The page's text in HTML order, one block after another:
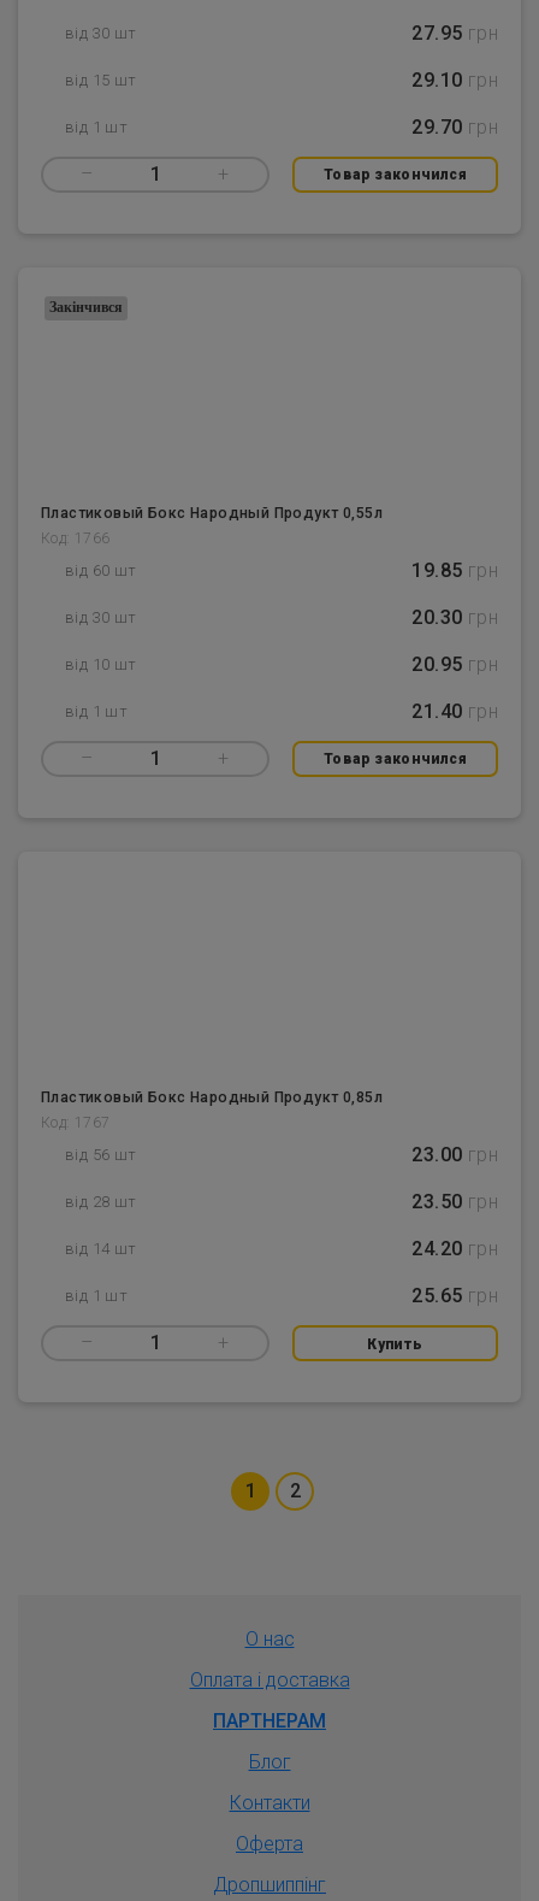
від 30 шт 27.95 грн
від 15 шт 29.10 грн
від 1 шт 29.70 грн
– 1 + Товар закончился
Пластиковый Бокс Народный Продукт 0,55л
Код: 1766
від 60 шт 19.85 грн
від 30 шт 20.30 грн
від 10 шт 20.95 грн
від 1 шт 21.40 грн
– 1 + Товар закончился
Закінчився
Пластиковый Бокс Народный Продукт 0,85л
Код: 1767
від 56 шт 23.00 грн
від 28 шт 23.50 грн
від 14 шт 24.20 грн
від 1 шт 25.65 грн
– 1 + Купить
1 2
О нас
Оплата і доставка
ПАРТНЕРАМ
Блог
Контакти
Оферта
Дропшиппiнг